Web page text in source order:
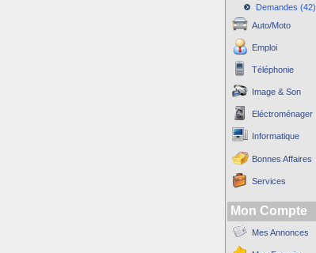
Demandes (42)
Auto/Moto
Emploi
Téléphonie
Image & Son
Eléctroménager
Informatique
Bonnes Affaires
Services
Mon Compte
Mes Annonces